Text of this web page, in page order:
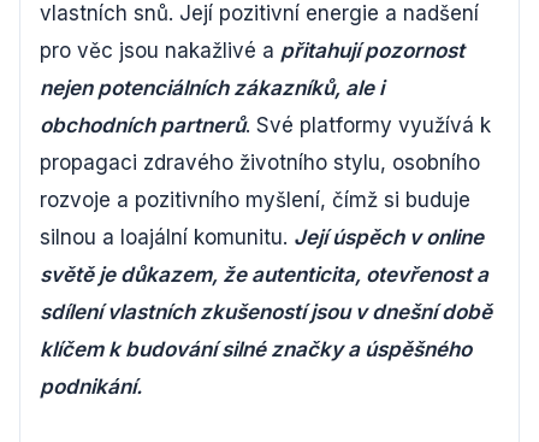
vlastních snů. Její pozitivní energie a nadšení
pro věc jsou nakažlivé a přitahují pozornost
nejen potenciálních zákazníků, ale i
obchodních partnerů. Své platformy využívá k
propagaci zdravého životního stylu, osobního
rozvoje a pozitivního myšlení, čímž si buduje
silnou a loajální komunitu. Její úspěch v online
světě je důkazem, že autenticita, otevřenost a
sdílení vlastních zkušeností jsou v dnešní době
klíčem k budování silné značky a úspěšného
podnikání.